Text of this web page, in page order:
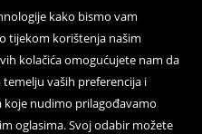
kako bismo vam
tijekom korištenja našim
kolačića omogućujete nam da
vaših preferencija i
koje nudimo prilagođavamo
oglasima. Svoj odabir možete